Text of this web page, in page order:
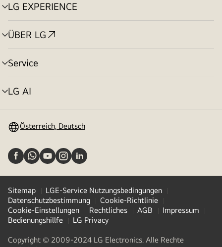
LG EXPERIENCE
Menü
umschalten
ÜBER LG
Menü
umschalten
Service
Menü
umschalten
LG AI
Menü
Österreich, Deutsch
Sitemap
LGE-Service Nutzungsbedingungen
Datenschutzbestimmung
Cookie-Richtlinie
Cookie-Einstellungen
Rechtliches AGB
Impressum
Bedienungshillfe
LG Privacy
Copyright © 2009-2024 LG Electronics. Alle Rechte